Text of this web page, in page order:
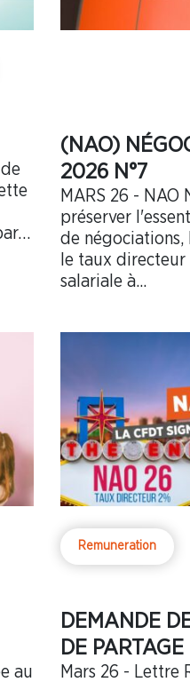
(NAO)
2026 N°7
MARS 26 - NAO
préserver
de
le taux
salariale à...
Remuneration
au
DEMANDE
DE
Mars 26 - Lettre